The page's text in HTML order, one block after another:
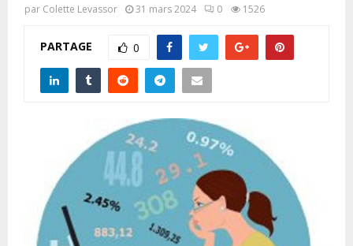
par Colette Levassor 31 mars 2024 0 1526
PARTAGE 0